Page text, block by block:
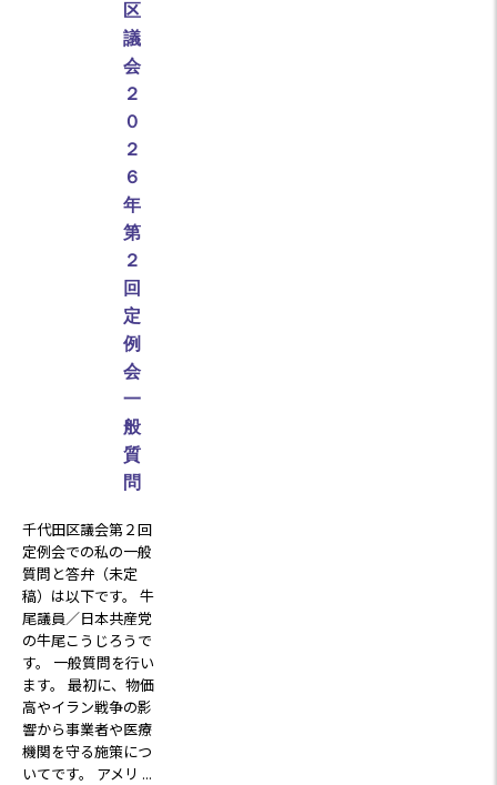
区
議
会
２
０
２
６
年
第
２
回
定
例
会
一
般
質
問
千代田区議会第２回
定例会での私の一般
質問と答弁（未定
稿）は以下です。 牛
尾議員／日本共産党
の牛尾こうじろうで
す。 一般質問を行い
ます。 最初に、物価
高やイラン戦争の影
響から事業者や医療
機関を守る施策につ
いてです。 アメリ ...